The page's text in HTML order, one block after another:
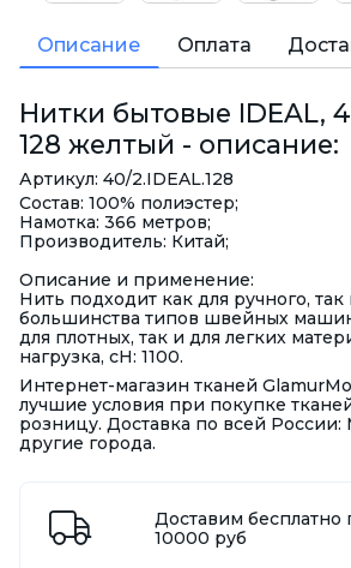
Описание Оплата
Нитки бытовые IDEAL,
128 желтый - описание:
Артикул: 40/2.IDEAL.128
Состав: 100% полиэстер;
Намотка: 366 метров;
Производитель: Китай;
Описание и применение:
Нить подходит как для ручного, так
большинства типов швейных
для плотных, так и для легких
нагрузка, сН: 1100.
Интернет-магазин тканей
лучшие условия при покупке
розницу. Доставка по всей
другие города.
Доставим бесплатно
10000 руб